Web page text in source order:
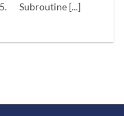
5. Subroutine [...]